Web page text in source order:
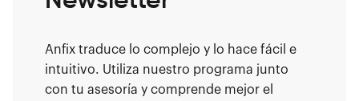
Anfix traduce lo complejo y lo hace fácil e
intuitivo. Utiliza nuestro programa junto
con tu asesoría y comprende mejor el